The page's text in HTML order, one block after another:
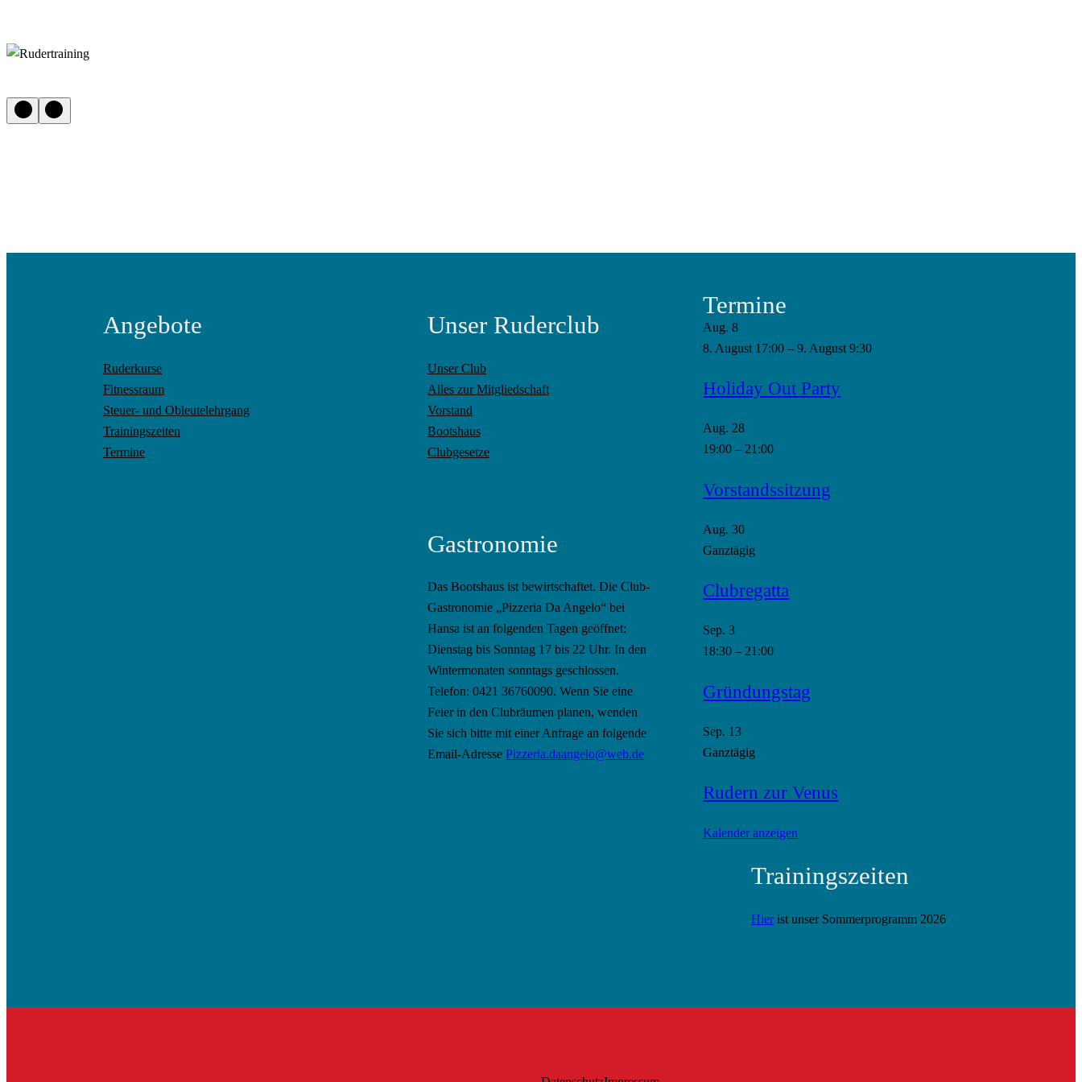
Angebote
Ruderkurse
Fitnessraum
Steuer- und Obleutelehrgang
Trainingszeiten
Termine
Unser Ruderclub
Unser Club
Alles zur Mitgliedschaft
Vorstand
Bootshaus
Clubgesetze
Gastronomie
Das Bootshaus ist bewirtschaftet. Die Club-
Gastronomie „Pizzeria Da Angelo“ bei
Hansa ist an folgenden Tagen geöffnet:
Dienstag bis Sonntag 17 bis 22 Uhr. In den
Wintermonaten sonntags geschlossen.
Telefon: 0421 36760090. Wenn Sie eine
Feier in den Clubräumen planen, wenden
Sie sich bitte mit einer Anfrage an folgende
Email-Adresse Pizzeria.daangelo@web.de
Termine
Aug.8
8. August 17:00 –9. August 9:30
Holiday Out Party
Aug. 28
19:00 – 21:00
Vorstandssitzung
Aug.30
Ganztägig
Clubregatta
Sep.3
18:30 – 21:00
Gründungstag
Sep. 13
Ganztägig
Rudern zur Venus
Kalender anzeigen
Trainingszeiten
Hier ist unser Sommerprogramm 2026